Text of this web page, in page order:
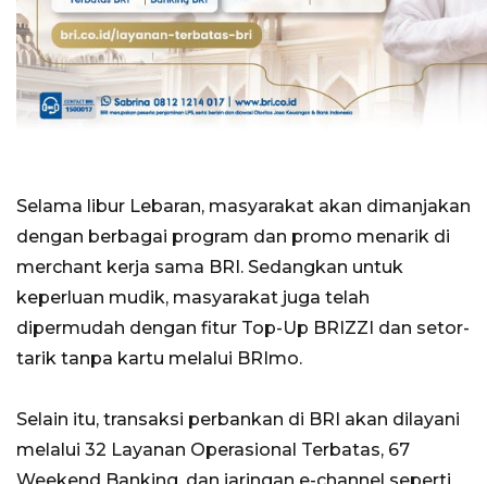
Selama libur Lebaran, masyarakat akan dimanjakan
dengan berbagai program dan promo menarik di
merchant kerja sama BRI. Sedangkan untuk
keperluan mudik, masyarakat juga telah
dipermudah dengan fitur Top-Up BRIZZI dan setor-
tarik tanpa kartu melalui BRImo.
Selain itu, transaksi perbankan di BRI akan dilayani
melalui 32 Layanan Operasional Terbatas, 67